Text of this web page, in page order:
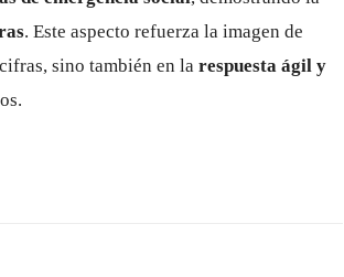
. Este aspecto refuerza la imagen de
sino también en la respuesta ágil y